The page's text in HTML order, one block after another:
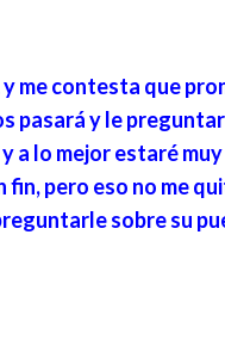
me contesta que
pasará y le
a lo mejor estaré
fin, pero eso no me
sobre su